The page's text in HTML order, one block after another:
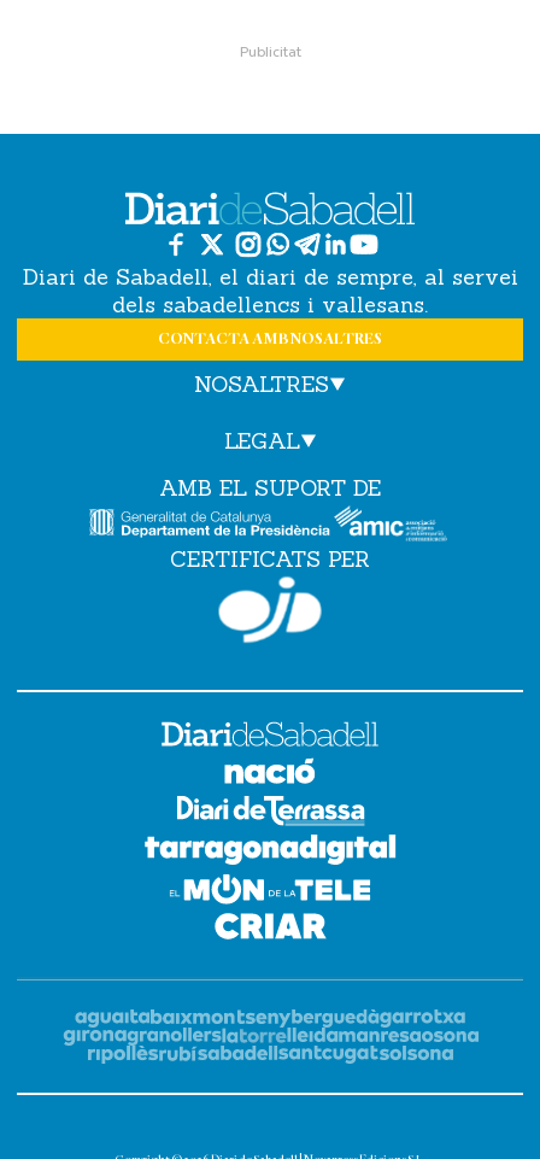
Diari de Sabadell, el diari de sempre, al servei
dels sabadellencs i vallesans.
CONTACTA AMB NOSALTRES
NOSALTRES
LEGAL
AMB EL SUPORT DE
CERTIFICATS PER